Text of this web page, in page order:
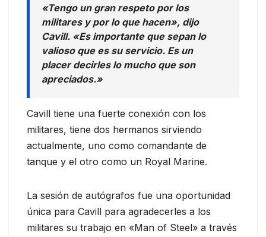
«Tengo un gran respeto por los
militares y por lo que hacen», dijo
Cavill. «Es importante que sepan lo
valioso que es su servicio. Es un
placer decirles lo mucho que son
apreciados.»
Cavill tiene una fuerte conexión con los
militares, tiene dos hermanos sirviendo
actualmente, uno como comandante de
tanque y el otro como un Royal Marine.
La sesión de autógrafos fue una oportunidad
única para Cavill para agradecerles a los
militares su trabajo en «Man of Steel» a través